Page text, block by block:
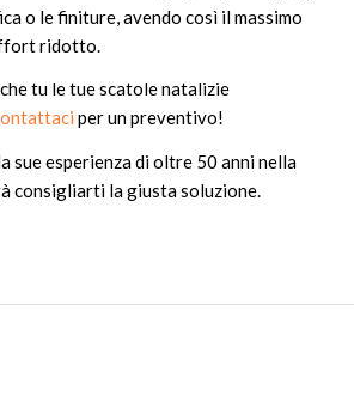
o le finiture, avendo così il massimo
ridotto.
tu le tue scatole natalizie
per un preventivo!
sue esperienza di oltre 50 anni nella
consigliarti la giusta soluzione.